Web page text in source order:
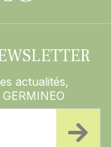
actualités,